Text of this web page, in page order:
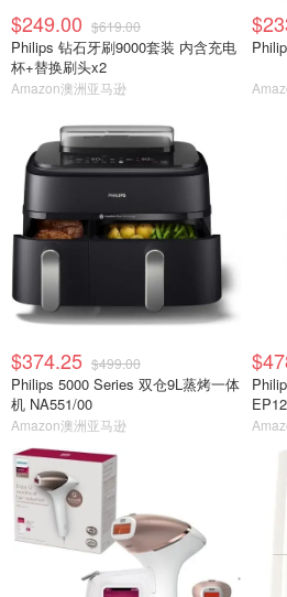
$249.00 $619.00
Philips 钻石牙刷9000套装 内含充电
杯+替换刷头x2
Amazon澳洲亚马逊
$374.25 $499.00
Philips 5000 Series 双仓9L蒸烤一体
机 NA551/00
Amazon澳洲亚马逊